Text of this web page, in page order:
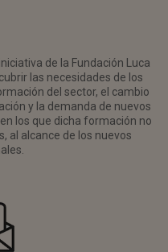
de la Fundación Luca
las necesidades de los
del sector, el cambio
y la demanda de nuevos
los que dicha formación no
al alcance de los nuevos